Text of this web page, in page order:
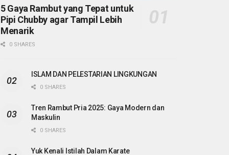
5 Gaya Rambut yang Tepat untuk
Pipi Chubby agar Tampil Lebih
Menarik
0 SHARES
ISLAM DAN PELESTARIAN LINGKUNGAN
0 SHARES
Tren Rambut Pria 2025: Gaya Modern dan
Maskulin
0 SHARES
Yuk Kenali Istilah Dalam Karate